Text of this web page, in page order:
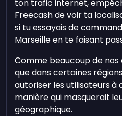
ton trafic internet,
Freecash de voir ta
si tu essayais de
Marseille en te faisant
Comme beaucoup de
que dans certaines
autoriser les utilisateurs à
manière qui masquerait
géographique.